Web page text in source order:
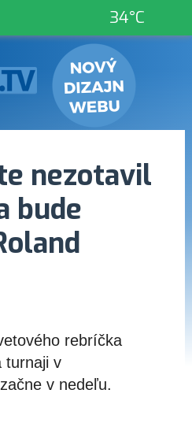
34°C
spravodajská televízia
Nový dizajn webu
nezotavil
bude
rebríčka
turnaji v
v nedeľu.